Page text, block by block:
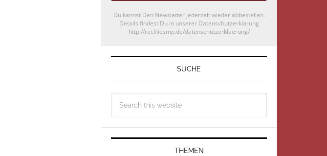
Du kannst Den Newsletter jederzeit wieder abbestellen.
Details findest Du in unserer Datenschutzerklärung
http://reckliesmp.de/datenschutzerklaerung/
SUCHE
THEMEN